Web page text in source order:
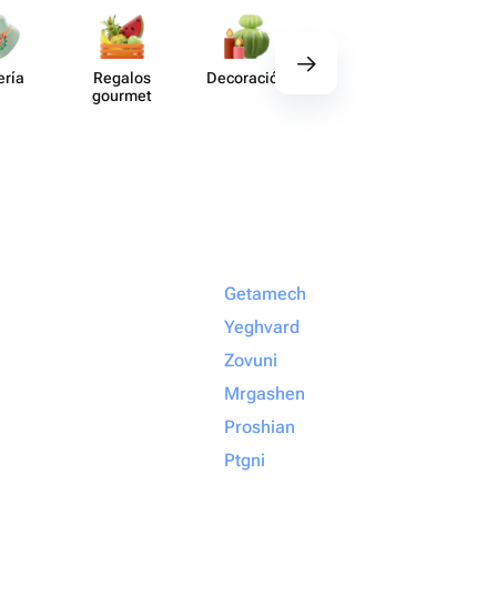
Regalos
gourmet
Deco​ración
Getamech
Yeghvard
Zovuni
Mrgashen
Proshian
Ptgni